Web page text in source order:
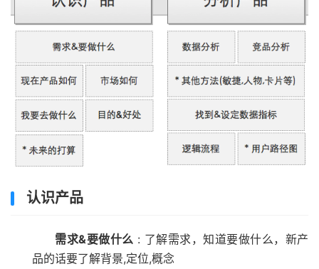
认识产品
需求&要做什么 : 了解需求，知道要做什么，新产
品的话要了解背景,定位,概念